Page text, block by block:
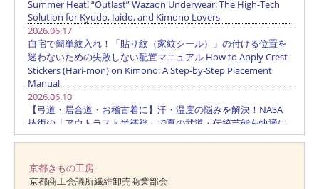
京都きもの工房
京都商工会議所繊維卸売商業部会